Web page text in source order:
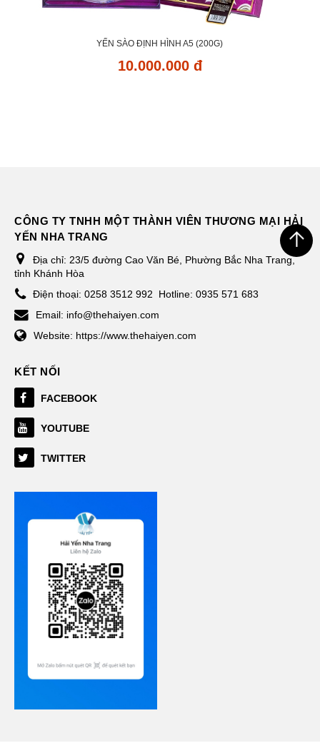
YẾN SÀO ĐỊNH HÌNH A5 (200G)
10.000.000 đ
CÔNG TY TNHH MỘT THÀNH VIÊN THƯƠNG MẠI HẢI
YẾN NHA TRANG
Địa chỉ: 23/5 đường Cao Văn Bé, Phường Bắc Nha Trang,
tỉnh Khánh Hòa
Điện thoại: 0258 3512 992
Hotline: 0935 571 683
Email: info@thehaiyen.com
Website: https://www.thehaiyen.com
KẾT NỐI
FACEBOOK
YOUTUBE
TWITTER